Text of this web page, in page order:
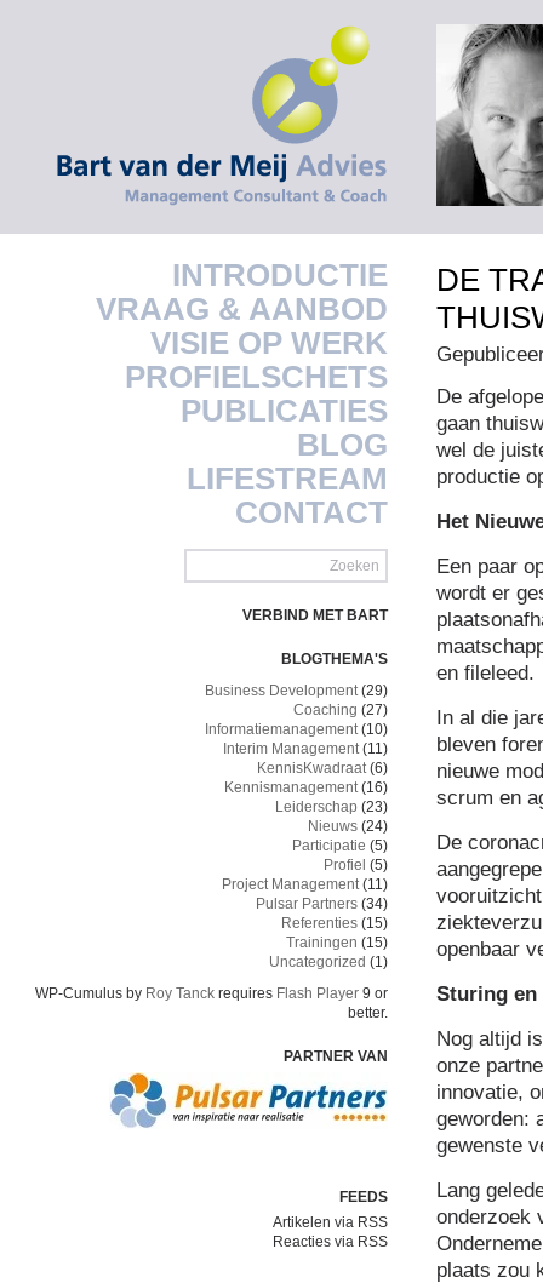
INTRODUCTIE
VRAAG & AANBOD
VISIE OP WERK
PROFIELSCHETS
PUBLICATIES
BLOG
LIFESTREAM
CONTACT
VERBIND MET BART
BLOGTHEMA'S
Business Development(29)
Coaching (27)
Informatiemanagement(10)
Interim Management(11)
KennisKwadraat(6)
Kennismanagement(16)
Leiderschap (23)
Nieuws (24)
Participatie (5)
Profiel (5)
Project Management(11)
Pulsar Partners (34)
Referenties (15)
Trainingen (15)
Uncategorized (1)
WP-Cumulus by Roy Tanck requires Flash Player 9 or
better.
PARTNER VAN
FEEDS
Artikelen via RSS
Reacties via RSS
DE
De
gaan
wel de
productie
Het
Een paar
wordt er
en fileleed.
In al die
bleven
nieuwe
scrum en
De
openbaar
Sturing
Nog altijd
onze
innovatie,
geworden:
gewenste
Lang
onderzoek
plaats zou